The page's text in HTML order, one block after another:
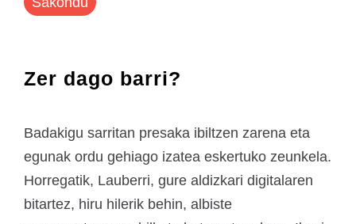
Zer dago barri?
Badakigu sarritan presaka ibiltzen zarena eta
egunak ordu gehiago izatea eskertuko zeunkela.
Horregatik, Lauberri, gure aldizkari digitalaren
bitartez, hiru hilerik behin, albiste